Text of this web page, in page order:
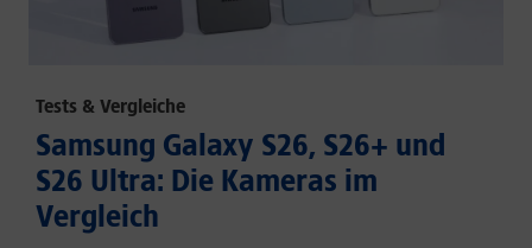
Tests & Vergleiche
Samsung Galaxy S26, S26+ und
S26 Ultra: Die Kameras im
Vergleich